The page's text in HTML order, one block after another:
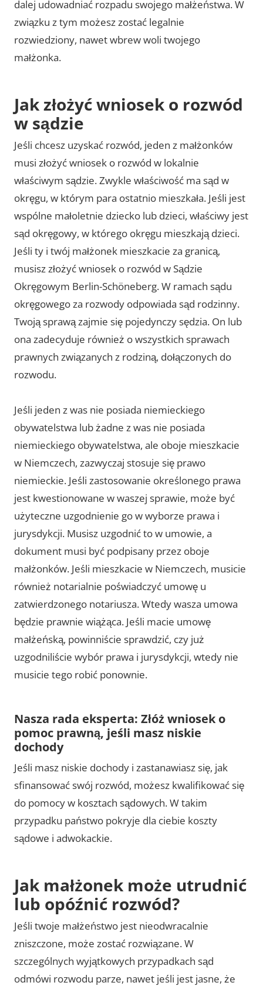
dalej udowadniać rozpadu swojego małżeństwa. W
związku z tym możesz zostać legalnie
rozwiedziony, nawet wbrew woli twojego
małżonka.
Jak złożyć wniosek o rozwód
w sądzie
Jeśli chcesz uzyskać rozwód, jeden z małżonków
musi złożyć wniosek o rozwód w lokalnie
właściwym sądzie. Zwykle właściwość ma sąd w
okręgu, w którym para ostatnio mieszkała. Jeśli jest
wspólne małoletnie dziecko lub dzieci, właściwy jest
sąd okręgowy, w którego okręgu mieszkają dzieci.
Jeśli ty i twój małżonek mieszkacie za granicą,
musisz złożyć wniosek o rozwód w Sądzie
Okręgowym Berlin-Schöneberg. W ramach sądu
okręgowego za rozwody odpowiada sąd rodzinny.
Twoją sprawą zajmie się pojedynczy sędzia. On lub
ona zadecyduje również o wszystkich sprawach
prawnych związanych z rodziną, dołączonych do
rozwodu.
Jeśli jeden z was nie posiada niemieckiego
obywatelstwa lub żadne z was nie posiada
niemieckiego obywatelstwa, ale oboje mieszkacie
w Niemczech, zazwyczaj stosuje się prawo
niemieckie. Jeśli zastosowanie określonego prawa
jest kwestionowane w waszej sprawie, może być
użyteczne uzgodnienie go w wyborze prawa i
jurysdykcji. Musisz uzgodnić to w umowie, a
dokument musi być podpisany przez oboje
małżonków. Jeśli mieszkacie w Niemczech, musicie
również notarialnie poświadczyć umowę u
zatwierdzonego notariusza. Wtedy wasza umowa
będzie prawnie wiążąca. Jeśli macie umowę
małżeńską, powinniście sprawdzić, czy już
uzgodniliście wybór prawa i jurysdykcji, wtedy nie
musicie tego robić ponownie.
Nasza rada eksperta: Złóż wniosek o
pomoc prawną, jeśli masz niskie
dochody
Jeśli masz niskie dochody i zastanawiasz się, jak
sfinansować swój rozwód, możesz kwalifikować się
do pomocy w kosztach sądowych. W takim
przypadku państwo pokryje dla ciebie koszty
sądowe i adwokackie.
Jak małżonek może utrudnić
lub opóźnić rozwód?
Jeśli twoje małżeństwo jest nieodwracalnie
zniszczone, może zostać rozwiązane. W
szczególnych wyjątkowych przypadkach sąd
odmówi rozwodu parze, nawet jeśli jest jasne, że